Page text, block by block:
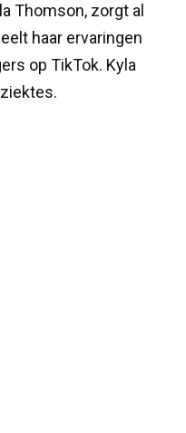
Thomson, zorgt al
haar ervaringen
op TikTok. Kyla